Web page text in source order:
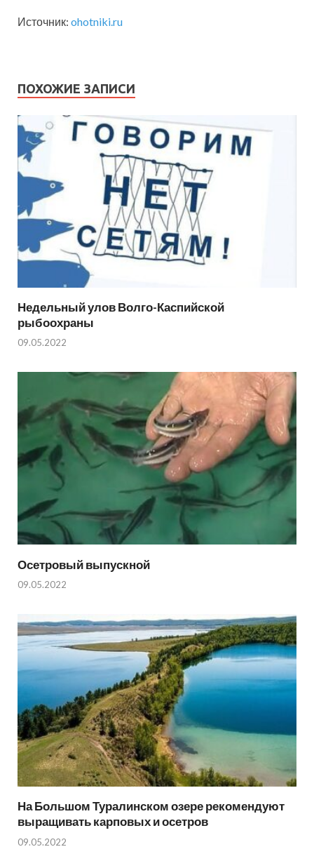
Источник: ohotniki.ru
ПОХОЖИЕ ЗАПИСИ
Недельный улов Волго-Каспийской
рыбоохраны
09.05.2022
Осетровый выпускной
09.05.2022
На Большом Туралинском озере рекомендуют
выращивать карповых и осетров
09.05.2022